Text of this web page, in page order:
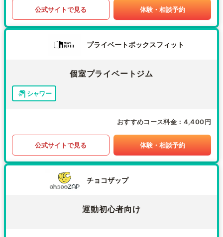
公式サイトで見る 体験・相談予約
プライベートボックスフィット
個室プライベートジム
シャワー
おすすめコース料金 4,400円
公式サイトで見る 体験・相談予約
チョコザップ
運動初心者向け